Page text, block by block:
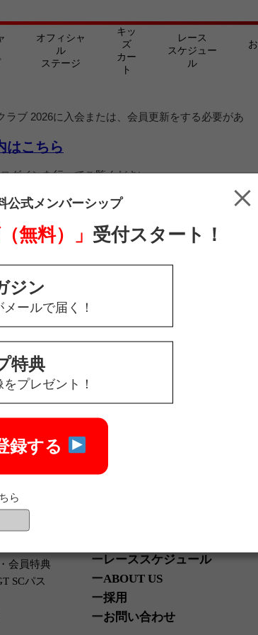
オフィシャ
ル
ステージ
キッ
ズ
カー
ト
レース
スケジュー
ル
ブ 2026に入会または、会員更新をする必要があ
はこちら
グインを行ってご覧ください。
ブ
会員特典
SCパス
レーススケジュール
ABOUT US
採用
お問い合わせ
公式メンバーシップ
無料）」 受付スタート！
ジン
ールで届く！
特典
プレゼント！
録する
ら